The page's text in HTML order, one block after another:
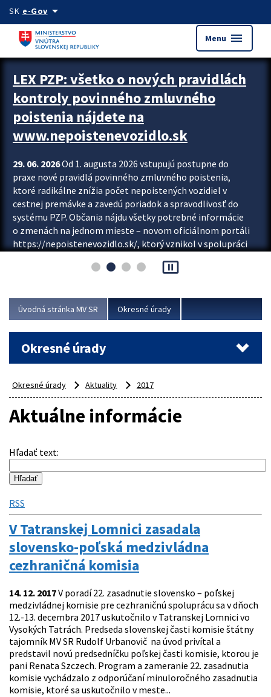
Preskocit na hlavný obsah
SK e-Govarrow_drop_down
Menu menu
Zastavit automatický posun upútavok
LEX PZP: všetko o nových pravidlách
kontroly povinného zmluvného
poistenia nájdete na
www.nepoistenevozidlo.sk
29. 06. 2026Od 1. augusta 2026 vstupujú postupne do
praxe nové pravidlá povinného zmluvného poistenia,
ktoré radikálne znížia počet nepoistených vozidiel v
cestnej premávke a zavedú poriadok a spravodlivosť do
systému PZP. Občania nájdu všetky potrebné informácie
o zmenách na jednom mieste – novom oficiálnom portáli
https://nepoistenevozidlo.sk/, ktorý vznikol v spolupráci
asociácie poisťovní (SLASPO) a Ministerstva vnútra SR.
Viac
pause_presentation
Úvodná stránka MV SR Okresné úrady
Okresné úrady
Okresné úrady Aktuality 2017
Aktuálne informácie
Hľadať text:
RSS
V Tatranskej Lomnici zasadala
slovensko-poľská medzivládna
cezhraničná komisia
14. 12. 2017V poradí 22. zasadnutie slovensko – poľskej
medzivládnej komisie pre cezhraničnú spoluprácu sa v dňoch
12.-13. decembra 2017 uskutočnilo v Tatranskej Lomnici vo
Vysokých Tatrách. Predseda slovenskej časti komisie štátny
tajomník MV SR Rudolf Urbanovič na úvod privítal a
predstavil novú predsedníčku poľskej časti komisie, ktorou je
pani Renata Szczech. Program a zameranie 22. zasadnutia
komisie vychádzalo z odporúčaní minuloročného zasadnutia
komisie, ktoré sa uskutočnilo v meste...